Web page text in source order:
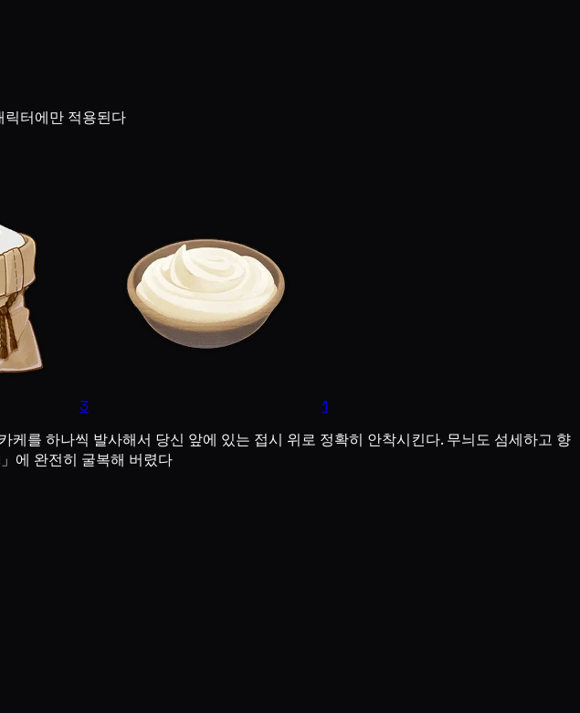
릭터에만 적용된다
3
1
를 하나씩 발사해서 당신 앞에 있는 접시 위로 정확히 안착시킨다. 무늬도 섬세하고 향
에 완전히 굴복해 버렸다